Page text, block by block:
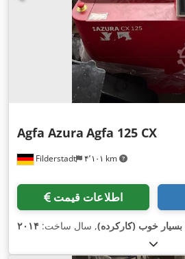
Filderstadt ۴٬۱۰۱ km
Agfa Azura Agfa 125 CX
اطلاعات قیمت
بسیار خوب (کارکرده), سال ساخت: ۲۰۱۴